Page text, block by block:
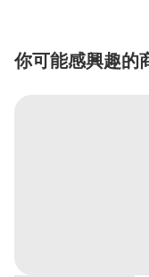
你可能感興趣的